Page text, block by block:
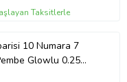
Taksitlerle
10 Numara 7
Glowlu 0.25
Köstek